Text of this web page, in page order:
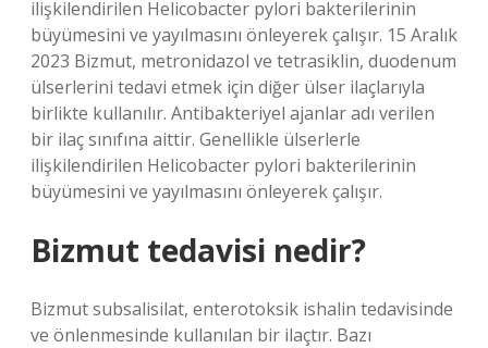
ilişkilendirilen Helicobacter pylori bakterilerinin
büyümesini ve yayılmasını önleyerek çalışır. 15 Aralık
2023 Bizmut, metronidazol ve tetrasiklin, duodenum
ülserlerini tedavi etmek için diğer ülser ilaçlarıyla
birlikte kullanılır. Antibakteriyel ajanlar adı verilen
bir ilaç sınıfına aittir. Genellikle ülserlerle
ilişkilendirilen Helicobacter pylori bakterilerinin
büyümesini ve yayılmasını önleyerek çalışır.
Bizmut tedavisi nedir?
Bizmut subsalisilat, enterotoksik ishalin tedavisinde
ve önlenmesinde kullanılan bir ilaçtır. Bazı